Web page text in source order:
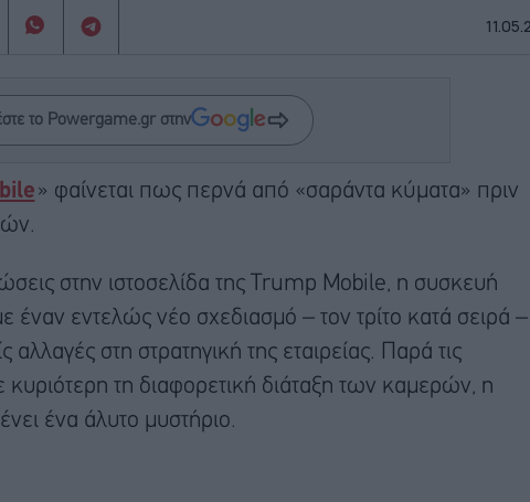
το Powergame.gr στην
» φαίνεται πως περνά από «σαράντα κύματα» πριν
στην ιστοσελίδα της Trump Mobile, η συσκευή
έναν εντελώς νέο σχεδιασμό – τον τρίτο κατά σειρά –
αλλαγές στη στρατηγική της εταιρείας. Παρά τις
κυριότερη τη διαφορετική διάταξη των καμερών, η
ένα άλυτο μυστήριο.